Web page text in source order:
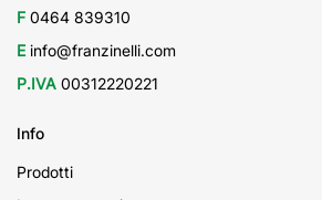
F 0464 839310
E info@franzinelli.com
P.IVA 00312220221
Info
Prodotti